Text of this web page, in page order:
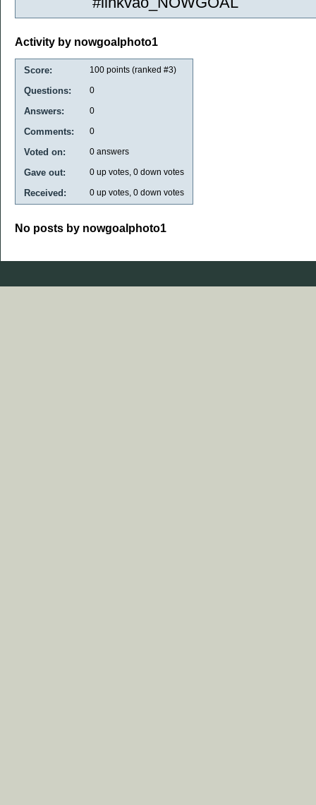
Activity by nowgoalphoto1
Score: 100 points (ranked #3)
Questions: 0
Answers: 0
Comments: 0
Voted on: 0 answers
Gave out: 0 up votes, 0 down votes
Received: 0 up votes, 0 down votes
No posts by nowgoalphoto1